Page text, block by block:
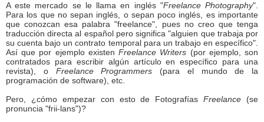
A este mercado se le llama en inglés "Freelance Photography".
Para los que no sepan inglés, o sepan poco inglés, es importante
que conozcan esa palabra "freelance", pues no creo que tenga
traducción directa al español pero significa "alguien que trabaja por
su cuenta bajo un contrato temporal para un trabajo en específico".
Así que por ejemplo existenFreelance Writers (por ejemplo, son
contratados para escribir algún artículo en específico para una
revista), o Freelance Programmers (para el mundo de la
programación de software), etc.
Pero, ¿cómo empezar con esto de FotografíasFreelance (se
pronuncia "frii-lans")?